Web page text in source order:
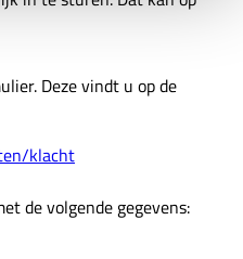
Deze vindt u op de
klacht
de volgende gegevens: